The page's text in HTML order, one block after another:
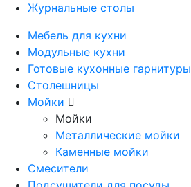
Журнальные столы
Мебель для кухни
Модульные кухни
Готовые кухонные гарнитуры
Столешницы
Мойки
Мойки
Металлические мойки
Каменные мойки
Смесители